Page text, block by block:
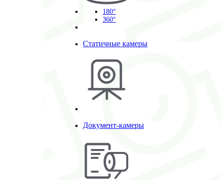
180°
360°
Статичные камеры
Документ-камеры